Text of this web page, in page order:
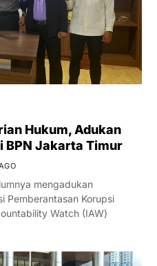
Hukum, Adukan
BPN Jakarta Timur
mengadukan
Pemberantasan Korupsi
Watch (IAW)